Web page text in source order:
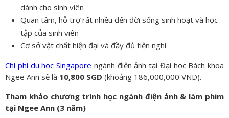
dành cho sinh viên
Quan tâm, hỗ trợ rất nhiều đến đời sống sinh hoạt và học
tập của sinh viên
Cơ sở vật chất hiện đại và đầy đủ tiện nghi
Chi phí du học Singapore ngành điện ảnh tại Đại học Bách khoa
Ngee Ann sẽ là 10,800 SGD (khoảng 186,000,000 VND).
Tham khảo chương trình học ngành điện ảnh & làm phim
tại Ngee Ann (3 năm)